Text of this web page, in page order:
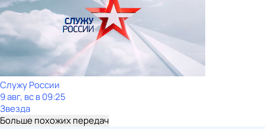
Служу Рoсcии
9 авг, вс в 09:25
Звезда
Больше похожих передач